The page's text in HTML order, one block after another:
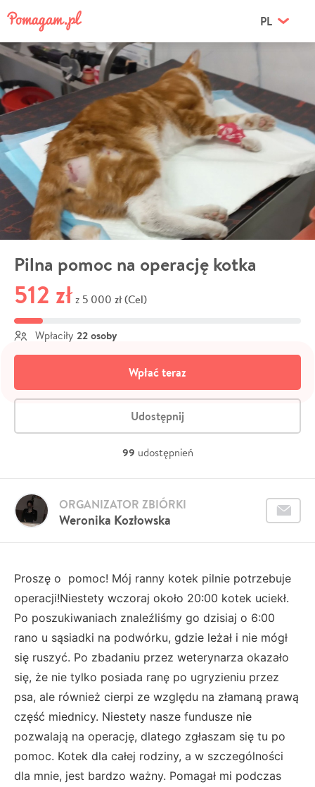
PL
Pilna pomoc na operację kotka
512 zł z 5 000 zł (Cel)
Wpłaciły 22 osoby
Wpłać teraz
Udostępnij
99 udostępnień
Weronika Kozłowska
ORGANIZATOR ZBIÓRKI
Proszę o pomoc! Mój ranny kotek pilnie potrzebuje
operacji!Niestety wczoraj około 20:00 kotek uciekł.
Po poszukiwaniach znaleźliśmy go dzisiaj o 6:00
rano u sąsiadki na podwórku, gdzie leżał i nie mógł
się ruszyć. Po zbadaniu przez weterynarza okazało
się, że nie tylko posiada ranę po ugryzieniu przez
psa, ale również cierpi ze względu na złamaną prawą
część miednicy. Niestety nasze fundusze nie
pozwalają na operację, dlatego zgłaszam się tu po
pomoc. Kotek dla całej rodziny, a w szczególności
dla mnie, jest bardzo ważny. Pomagał mi podczas